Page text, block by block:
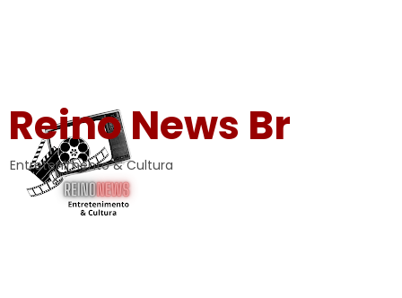
Reino News Br
Entretenimento & Cultura